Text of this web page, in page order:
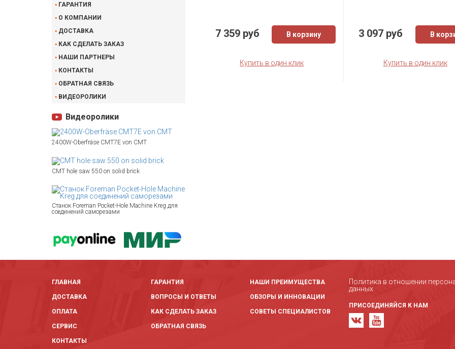
ГАРАНТИЯ
О КОМПАНИИ
ДОСТАВКА
КАК СДЕЛАТЬ ЗАКАЗ
НАШИ ПАРТНЕРЫ
КОНТАКТЫ
ОБРАТНАЯ СВЯЗЬ
ВИДЕОРОЛИКИ
Видеоролики
2400W-Oberfräse CMT7E von CMT
CMT hole saw 550 on solid brick
Станок Foreman Pocket-Hole Machine Kreg для
соединений саморезами
7 359 руб В корзину
Купить в один клик
3 097 руб В
Купить в один клик
ГЛАВНАЯ
ДОСТАВКА
ОПЛАТА
СЕРВИС
КОНТАКТЫ
ГАРАНТИЯ
ВОПРОСЫ И ОТВЕТЫ
КАК СДЕЛАТЬ ЗАКАЗ
ОБРАТНАЯ СВЯЗЬ
НАШИ ПРЕИМУЩЕСТВА
ОБЗОРЫ И ИННОВАЦИИ
СОВЕТЫ СПЕЦИАЛИСТОВ
Политика в отношении
данных
ПРИСОЕДИНЯЙСЯ К НАМ